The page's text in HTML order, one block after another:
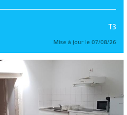
T3
Mise à jour le 07/08/26